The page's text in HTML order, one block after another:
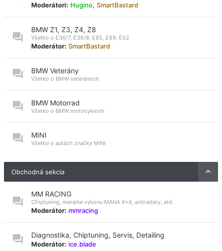
Moderátori: Hugino, SmartBastard
BMW Z1, Z3, Z4, Z8
Všetko o E36/7, E36/8, E85, E89, E52
Moderátor: SmartBastard
BMW Veterány
Všetko o BMW veteránoch
BMW Motorrad
Všetko o BMW motocykloch
MINI
Všetko o autách značky MINI
Obchodná sekcia
MM RACING
Chiptuning, meranie výkonu MAHA 4x4, antiradary, atď..
Moderátor: mmracing
Diagnostika, Chiptuning, Servis, Detailing
Moderátor: ice.blade